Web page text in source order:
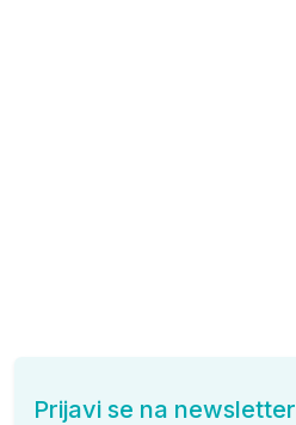
Prijavi se na newsletter